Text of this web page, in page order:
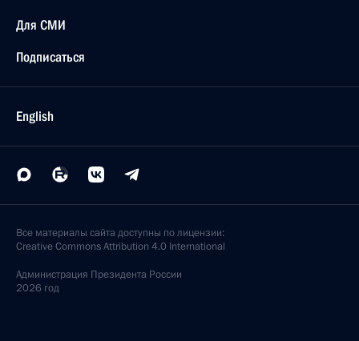
Для СМИ
Подписаться
English
Все материалы сайта доступны по лицензии:
Creative Commons Attribution 4.0 International
Администрация Президента России
2026 год